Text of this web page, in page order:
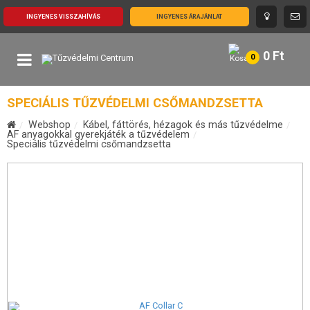
INGYENES VISSZAHÍVÁS INGYENES ÁRAJÁNLAT
0 0 Ft
SPECIÁLIS TŰZVÉDELMI CSŐMANDZSETTA
Webshop
Kábel, fáttörés, hézagok és más tűzvédelme
AF anyagokkal gyerekjáték a tűzvédelem
Speciális tűzvédelmi csőmandzsetta